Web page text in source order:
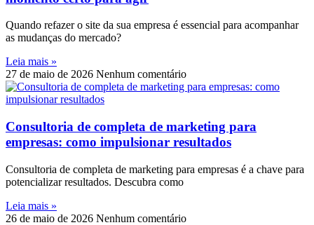
Quando refazer o site da sua empresa é essencial para acompanhar
as mudanças do mercado?
Leia mais »
27 de maio de 2026 Nenhum comentário
Consultoria de completa de marketing para
empresas: como impulsionar resultados
Consultoria de completa de marketing para empresas é a chave para
potencializar resultados. Descubra como
Leia mais »
26 de maio de 2026 Nenhum comentário